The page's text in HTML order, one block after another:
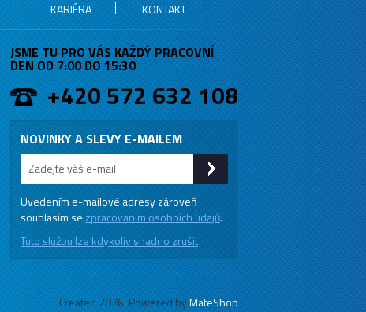
KARIÉRA KONTAKT
JSME TU PRO VÁS KAŽDÝ PRACOVNÍ
DEN OD 7:00 DO 15:30
+420 572 632 108
NOVINKY A SLEVY E-MAILEM
Uvedením e-mailové adresy zároveň
souhlasím se zpracováním osobních údajů.
Tuto službu lze kdykoliv snadno zrušit
Created 2026, Powered byMateShop